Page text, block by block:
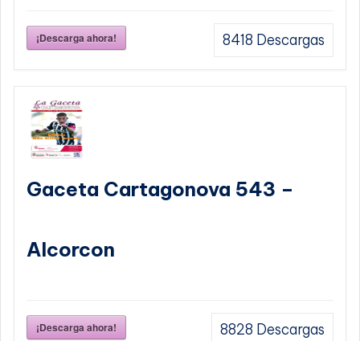
¡Descarga ahora! 8418 Descargas
Gaceta Cartagonova 543 –
Alcorcon
¡Descarga ahora! 8828 Descargas